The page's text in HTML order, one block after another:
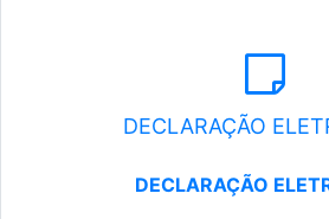
DECLARAÇÃO
DECLARAÇÃO